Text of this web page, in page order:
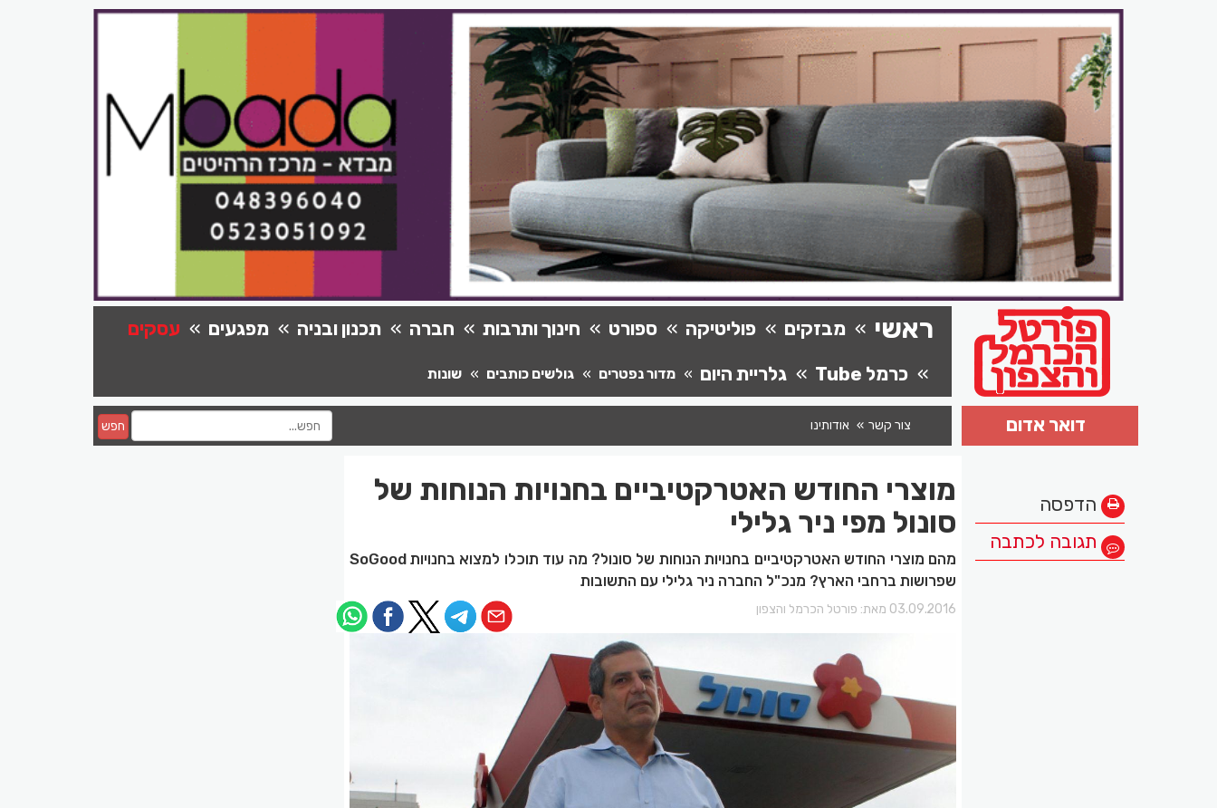
ראשי מבזקים פוליטיקה ספורט חינוך ותרבות חברה תכנון ובניה מפגעים
עסקים
כרמל Tube
גלריית היום מדור נפטרים גולשים כותבים שונות
צור קשר אודותינו חפש דואר אדום
הדפסה
תגובה לכתבה
מוצרי החודש האטרקטיביים בחנויות הנוחות של
סונול מפי ניר גלילי
מהם מוצרי החודש האטרקטיביים בחנויות הנוחות של סונול? מה עוד תוכלו למצוא בחנויות SoGood
שפרושות ברחבי הארץ? מנכ"ל החברה ניר גלילי עם התשובות
03.09.2016 מאת: פורטל הכרמל והצפון